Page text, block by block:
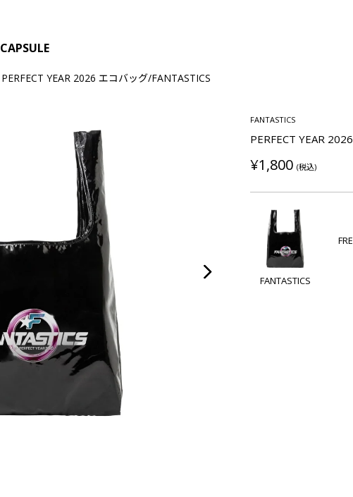
CAPSULE
PERFECT YEAR 2026 エコバッグ/FANTASTICS
FANTASTICS
PERFECT YEAR
¥1,800 (税込)
FANTASTICS